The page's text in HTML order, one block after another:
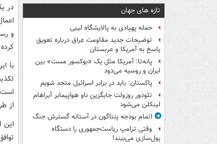
تازه های جهان
حمله پهپادی به پالایشگاه لیبی
توضیحات جدید مقاومت عراق درباره تعویق
پاسخ به آمریکا و عربستان
پانه‌تا: آمریکا مثل یک «بوکسور مست» بین
ایران و روسیه می‌دود
پاکستان: باید در برابر اسرائیل متحد شویم
تئودور روزولت جایگزین ناو هواپیمابر آبراهام
لینکلن می‌شود
اتمام بودجه پنتاگون در آستانه گسترش جنگ
وقتی ترامپ ریاست‌جمهوری را دستگاه
پول‌سازی می‌بیند!
در
و
با
است
از
این